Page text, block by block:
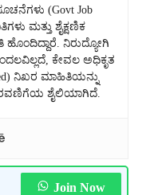
(Govt Job
ಮತ್ತು ಶೈಕ್ಷಣಿಕ
ನಿರುದ್ಯೋಗಿ
ಕೇವಲ ಅಧಿಕೃತ
ನಿಖರ ಮಾಹಿತಿಯನ್ನು
ಶೈಲಿಯಾಗಿದೆ.
Join Now